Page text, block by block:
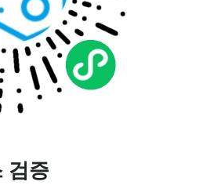
검증